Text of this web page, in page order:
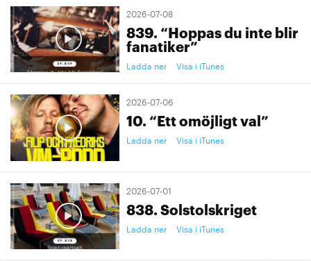
2026-07-08
839. “Hoppas du inte blir
fanatiker”
Ladda ner Visa i iTunes
2026-07-06
10. “Ett omöjligt val”
Ladda ner Visa i iTunes
2026-07-01
838. Solstolskriget
Ladda ner Visa i iTunes